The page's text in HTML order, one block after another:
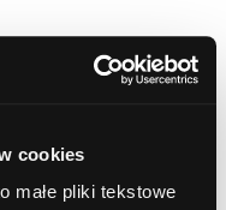
cookies
małe pliki tekstowe